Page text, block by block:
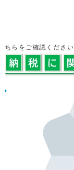
ちらをご確認ください